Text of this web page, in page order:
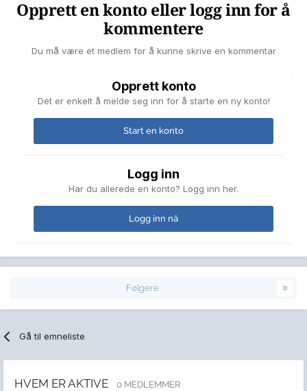
Opprett en konto eller logg inn for å
kommentere
Du må være et medlem for å kunne skrive en kommentar
Opprett konto
Det er enkelt å melde seg inn for å starte en ny konto!
Start en konto
Logg inn
Har du allerede en konto? Logg inn her.
Logg inn nå
Følgere 0
Gå til emneliste
HVEM ER AKTIVE 0 MEDLEMMER